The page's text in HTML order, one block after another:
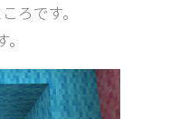
ろです。